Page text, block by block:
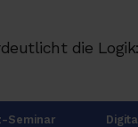
die
Seminar